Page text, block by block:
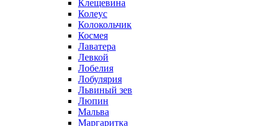
Клещевина
Колеус
Колокольчик
Космея
Лаватера
Левкой
Лобелия
Лобулярия
Львиный зев
Люпин
Мальва
Маргаритка